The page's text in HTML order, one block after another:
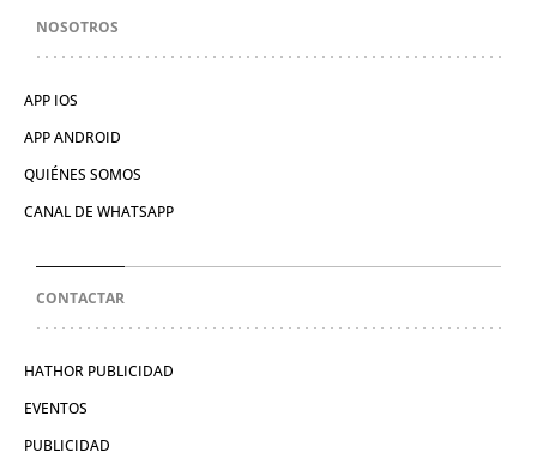
NOSOTROS
APP IOS
APP ANDROID
QUIÉNES SOMOS
CANAL DE WHATSAPP
CONTACTAR
HATHOR PUBLICIDAD
EVENTOS
PUBLICIDAD